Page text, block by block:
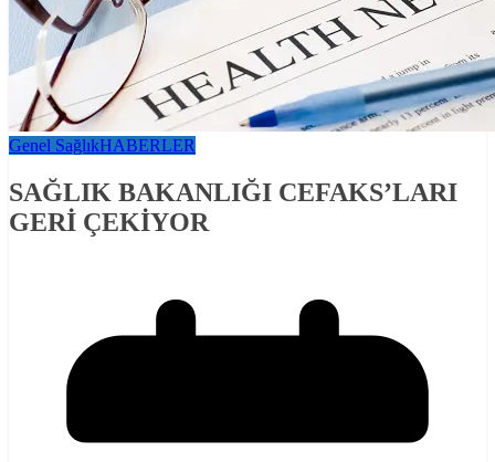
Genel SağlıkHABERLER
SAĞLIK BAKANLIĞI CEFAKS’LARI
GERİ ÇEKİYOR